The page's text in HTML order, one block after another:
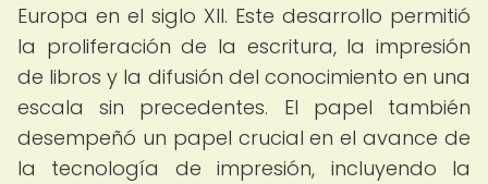
Europa en el siglo XII. Este desarrollo permitió
la proliferación de la escritura, la impresión
de libros y la difusión del conocimiento en una
escala sin precedentes. El papel también
desempeñó un papel crucial en el avance de
la tecnología de impresión, incluyendo la